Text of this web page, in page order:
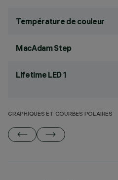
Température de couleur
MacAdam Step
Lifetime LED 1
GRAPHIQUES ET COURBES POLAIRES